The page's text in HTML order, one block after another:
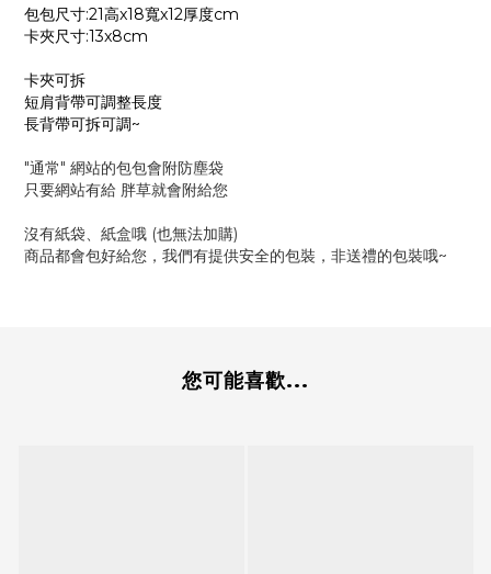
包包尺寸:21高x18寬x12厚度cm
卡夾尺寸:13x8cm
卡夾可拆
短肩背帶可調整長度
長背帶可拆可調~
"通常" 網站的包包會附防塵袋
只要網站有給 胖草就會附給您
沒有紙袋、紙盒哦 (也無法加購)
商品都會包好給您，我們有提供安全的包裝，非送禮的包裝哦~
您可能喜歡...